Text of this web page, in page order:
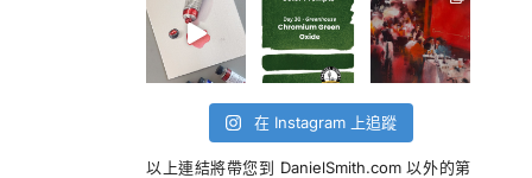
在 Instagram 上追蹤
以上連結將帶您到 DanielSmith.com 以外的第